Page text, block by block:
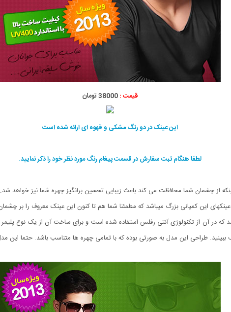
قیمت :38000 تومان
این عینک در دو رنگ مشکی و قهوه ای ارائه شده است
لطفا هنگام ثبت سفارش در قسمت پیغام رنگ مورد نظر خود را ذکر نمایید.
از چشمان شما محافظت می کند باعث زیبایی تحسین برانگیز چهره شما نیز خواهد شد.